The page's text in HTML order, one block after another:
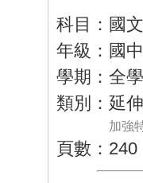
科目：國文
年級：國
學期：全
類別：延
加強
頁數：240